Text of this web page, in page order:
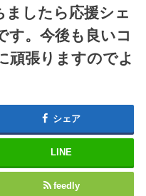
ましたら応援シェ
す。今後も良いコ
頑張りますのでよ
シェア
LINE
feedly